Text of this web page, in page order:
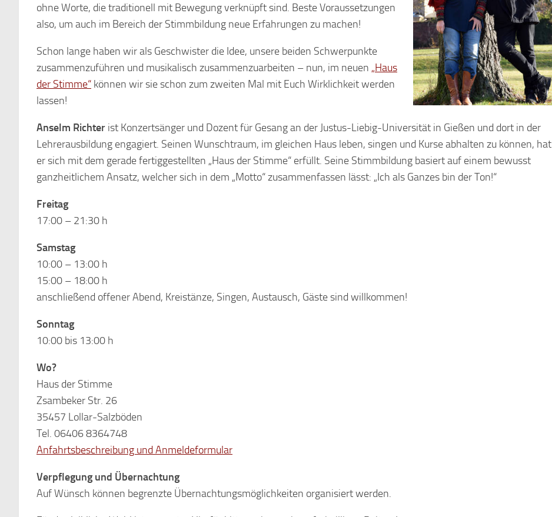
ohne Worte, die traditionell mit Bewegung verknüpft sind. Beste Voraussetzungen
also, um auch im Bereich der Stimmbildung neue Erfahrungen zu machen!
Schon lange haben wir als Geschwister die Idee, unsere beiden Schwerpunkte
zusammenzuführen und musikalisch zusammenzuarbeiten – nun, im neuen „Haus
der Stimme“ können wir sie schon zum zweiten Mal mit Euch Wirklichkeit werden
lassen!
Anselm Richter ist Konzertsänger und Dozent für Gesang an der Justus-Liebig-Universität in Gießen und dort in der
Lehrerausbildung engagiert. Seinen Wunschtraum, im gleichen Haus leben, singen und Kurse abhalten zu können, hat
er sich mit dem gerade fertiggestellten „Haus der Stimme“ erfüllt. Seine Stimmbildung basiert auf einem bewusst
ganzheitlichem Ansatz, welcher sich in dem „Motto“ zusammenfassen lässt: „Ich als Ganzes bin der Ton!“
Freitag
17:00 – 21:30 h
Samstag
10:00 – 13:00 h
15:00 – 18:00 h
anschließend offener Abend, Kreistänze, Singen, Austausch, Gäste sind willkommen!
Sonntag
10:00 bis 13:00 h
Wo?
Haus der Stimme
Zsambeker Str. 26
35457 Lollar-Salzböden
Tel. 06406 8364748
Anfahrtsbeschreibung und Anmeldeformular
Verpflegung und Übernachtung
Auf Wünsch können begrenzte Übernachtungsmöglichkeiten organisiert werden.